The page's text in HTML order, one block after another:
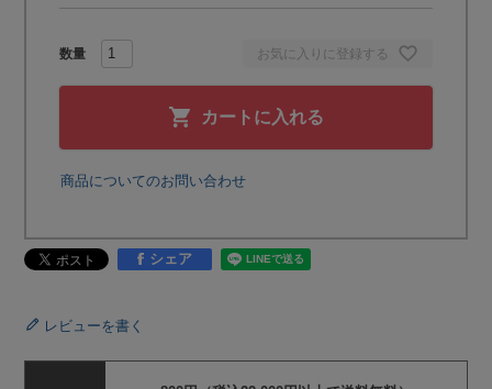
お気に入りに登録する
カートに入れる
商品についてのお問い合わせ
シェア
レビューを書く